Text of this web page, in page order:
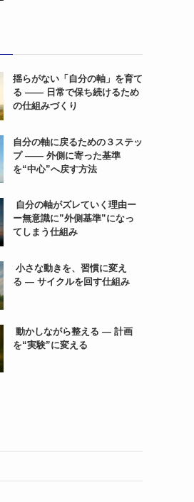
揺らがない「自分の軸」を育て
る ―― 日常で保ち続けるため
の仕組みづくり
自分の軸に戻るための３ステッ
プ ―― 外側に寄った基準
を“中心”へ戻す方法
自分の軸がズレていく理由ー
ー無意識に”外側基準”になっ
てしまう仕組み
小さな動きを、習慣に変え
る ― サイクルを回す仕組み
動かしながら整える ― 計画
を“実験”に変える